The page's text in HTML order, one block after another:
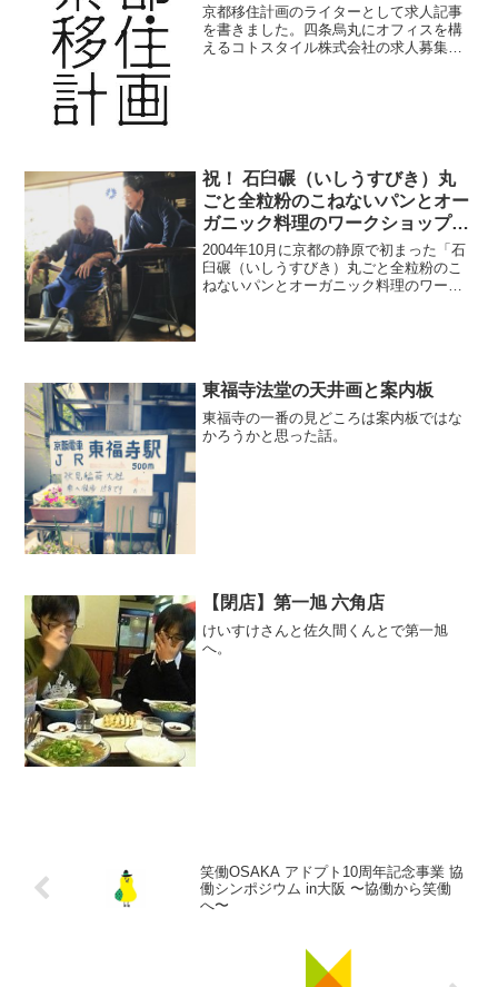
京都移住計画のライターとして求人記事
を書きました。四条烏丸にオフィスを構
えるコトスタイル株式会社の求人募集記
祝！ 石臼碾（いしうすびき）丸
ごと全粒粉のこねないパンとオー
ガニック料理のワークショップは
100回目を迎えました
2004年10月に京都の静原で初まった「石
臼碾（いしうすびき）丸ごと全粒粉のこ
ねないパンとオーガニック料理のワーク
東福寺法堂の天井画と案内板
東福寺の一番の見どころは案内板ではな
かろうかと思った話。
【閉店】第一旭 六角店
けいすけさんと佐久間くんとで第一旭
へ。
笑働OSAKA アドプト10周年記念事業 協
働シンポジウム in大阪 〜協働から笑働
へ〜